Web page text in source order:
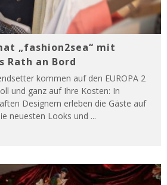
„fashion2sea“ mit
Rath an Bord
kommen auf den EUROPA 2
und ganz auf Ihre Kosten: In
Designern erleben die Gäste auf
neuesten Looks und ...